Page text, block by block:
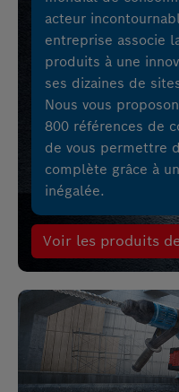
acteur
entreprise associe
produits à une
ses dizaines de
Nous vous
800 références de
de vous permettre
complète grâce à
inégalée.
Voir les produits